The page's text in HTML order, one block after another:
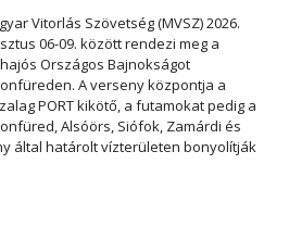
Vitorlás Szövetség (MVSZ) 2026.
06-09. között rendezi meg a
Országos Bajnokságot
A verseny központja a
PORT kikötő, a futamokat pedig a
Alsóörs, Siófok, Zamárdi és
által határolt vízterületen bonyolítják